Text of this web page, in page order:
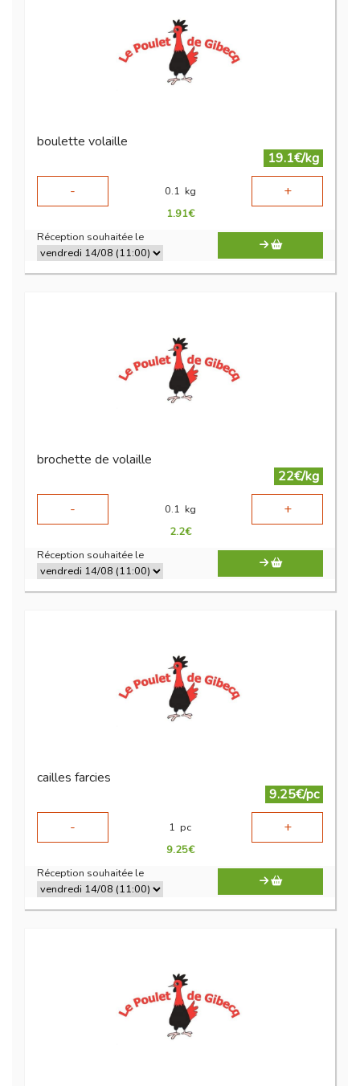
boulette volaille
19.1€/kg
-
0.1 kg +
1.91€
Réception souhaitée le
brochette de volaille
22€/kg
-
0.1 kg +
2.2€
Réception souhaitée le
cailles farcies
9.25€/pc
-
1 pc +
9.25€
Réception souhaitée le